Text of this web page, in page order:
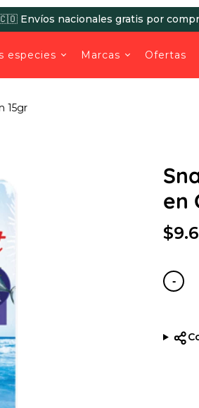
🚚 Envíos gratis para Bogotá por
especies Marcas Ofertas
15gr
en
-